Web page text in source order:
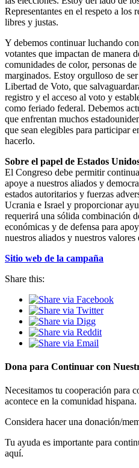
Representantes en el respeto a los
libres y justas.
Y debemos continuar luchando
votantes que impactan de manera
comunidades de color, personas
marginados. Estoy orgulloso de
Libertad de Voto, que
registro y el acceso al voto y
como feriado federal. Debemos
que enfrentan muchos
que sean elegibles para participar
hacerlo.
Sobre el papel de Estados
El Congreso debe permitir
apoye a nuestros aliados y
estados autoritarios y fuerzas
Ucrania e Israel y proporcionar
requerirá una sólida combinación
económicas y de defensa para
nuestros aliados y nuestros
Sitio web de la campaña
Share this:
Dona para Continuar con
Necesitamos tu cooperación para
acontece en la comunidad hispana.
Considera hacer una donación/
Tu ayuda es importante para
aquí.